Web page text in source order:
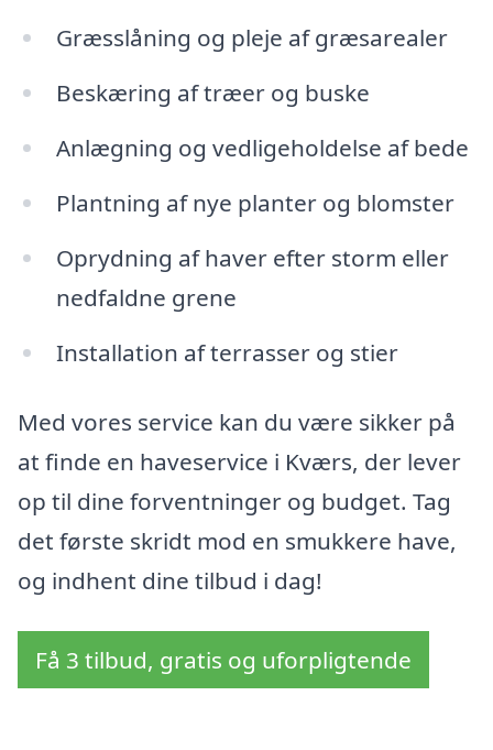
Græsslåning og pleje af græsarealer
Beskæring af træer og buske
Anlægning og vedligeholdelse af bede
Plantning af nye planter og blomster
Oprydning af haver efter storm eller
nedfaldne grene
Installation af terrasser og stier
Med vores service kan du være sikker på
at finde en haveservice i Kværs, der lever
op til dine forventninger og budget. Tag
det første skridt mod en smukkere have,
og indhent dine tilbud i dag!
Få 3 tilbud, gratis og uforpligtende